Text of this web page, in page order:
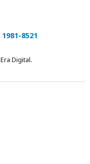
8521
Digital.